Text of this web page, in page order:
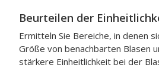
Beurteilen der
Ermitteln Sie Bereiche, in denen
Größe von benachbarten Blasen
stärkere Einheitlichkeit bei der